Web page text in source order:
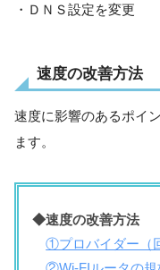
・ＤＮＳ設定を変更
速度の改善方法
速度に影響のあるポイ
ます。
◆速度の改善方法
①プロバイダー（